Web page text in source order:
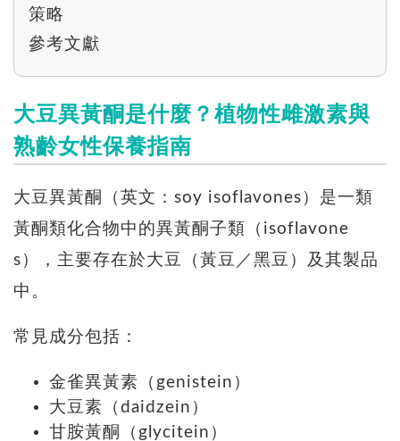
策略
參考文獻
大豆異黃酮是什麼？植物性雌激素與
熟齡女性保養指南
大豆異黃酮（英文：soy isoflavones）是一類
黃酮類化合物中的異黃酮子類（isoflavone
s），主要存在於大豆（黃豆／黑豆）及其製品
中。
常見成分包括：
金雀異黃素（genistein）
大豆素（daidzein）
甘胺黃酮（glycitein）